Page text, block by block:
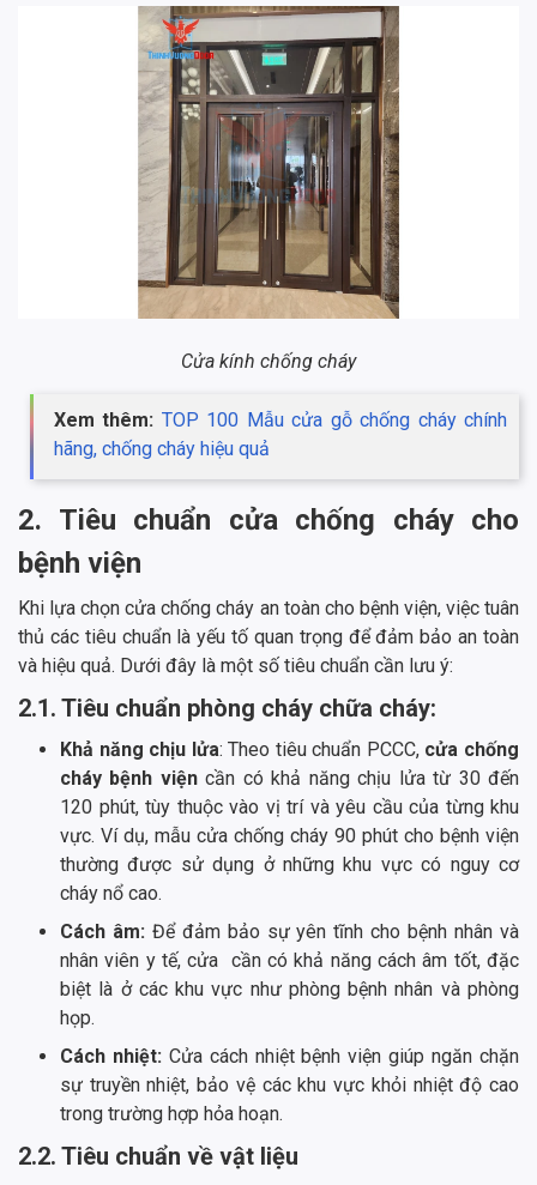
Cửa kính chống cháy
Xem thêm: TOP 100 Mẫu cửa gỗ chống cháy chính
hãng, chống cháy hiệu quả
2. Tiêu chuẩn cửa chống cháy cho
bệnh viện
Khi lựa chọn cửa chống cháy an toàn cho bệnh viện, việc tuân
thủ các tiêu chuẩn là yếu tố quan trọng để đảm bảo an toàn
và hiệu quả. Dưới đây là một số tiêu chuẩn cần lưu ý:
2.1. Tiêu chuẩn phòng cháy chữa cháy:
Khả năng chịu lửa: Theo tiêu chuẩn PCCC,cửa chống
cháy bệnh việncần có khả năng chịu lửa từ 30 đến
120 phút, tùy thuộc vào vị trí và yêu cầu của từng khu
vực. Ví dụ, mẫu cửa chống cháy 90 phút cho bệnh viện
thường được sử dụng ở những khu vực có nguy cơ
cháy nổ cao.
Cách âm:Để đảm bảo sự yên tĩnh cho bệnh nhân và
nhân viên y tế, cửa cần có khả năng cách âm tốt, đặc
biệt là ở các khu vực như phòng bệnh nhân và phòng
họp.
Cách nhiệt:Cửa cách nhiệt bệnh viện giúp ngăn chặn
sự truyền nhiệt, bảo vệ các khu vực khỏi nhiệt độ cao
trong trường hợp hỏa hoạn.
2.2. Tiêu chuẩn về vật liệu